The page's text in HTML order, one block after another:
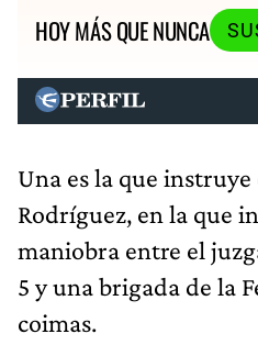
HOY MÁS QUE NUNCA
Una es la que
Rodríguez, en la que
maniobra entre el
5 y una brigada de la
coimas.